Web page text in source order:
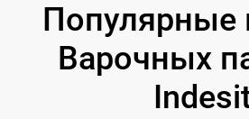
Популярные
Варочных